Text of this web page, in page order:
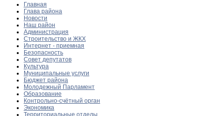
Главная
Глава района
Новости
Наш район
Администрация
Строительство и ЖКХ
Интернет - приемная
Безопасность
Совет депутатов
Культура
Муниципальные услуги
Бюджет района
Молодежный Парламент
Образование
Контрольно-счётный орган
Экономика
Территориальные отделы